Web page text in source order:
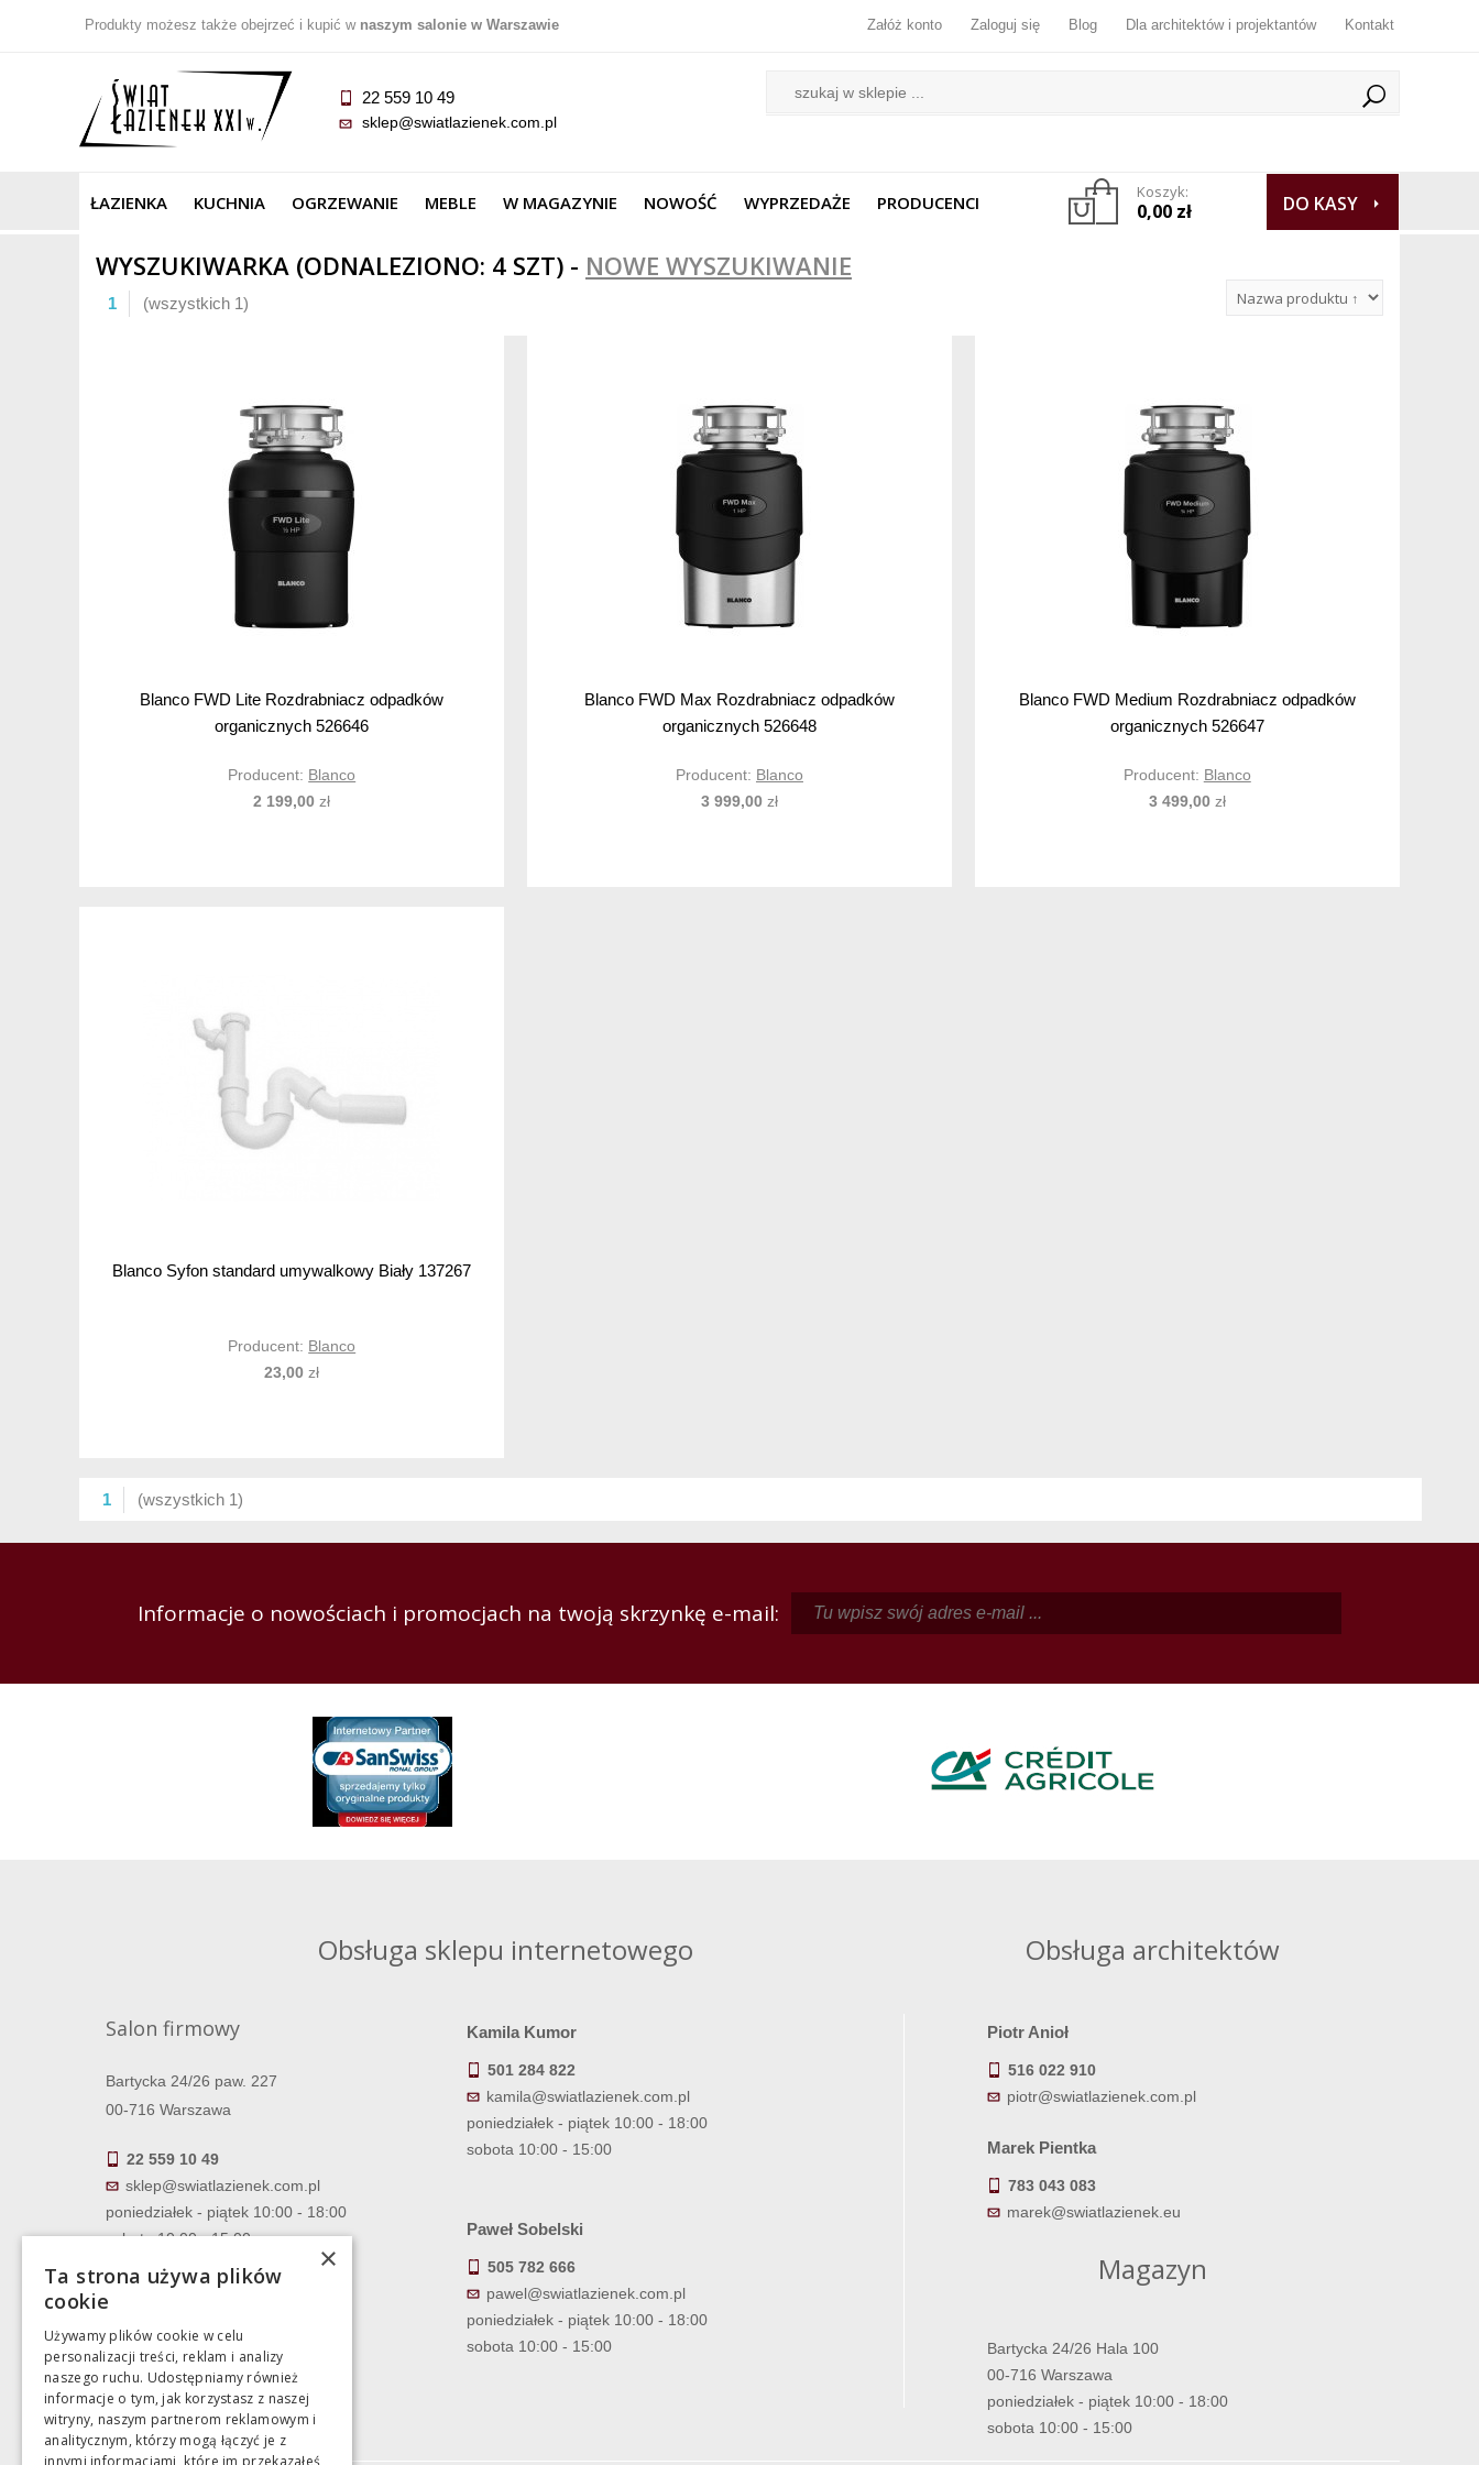
Produkty możesz także obejrzeć i kupić w naszym salonie w Warszawie Załóż konto Zaloguj się Blog Dla architektów i projektantów Kontakt
22 559 10 49
sklep@swiatlazienek.com.pl
ŁAZIENKA KUCHNIA OGRZEWANIE MEBLE W MAGAZYNIE NOWOŚĆ WYPRZEDAŻE PRODUCENCI Koszyk:
0,00 zł DO KASY
WYSZUKIWARKA (ODNALEZIONO: 4 SZT) - NOWE WYSZUKIWANIE
1 (wszystkich 1)
Blanco FWD Lite Rozdrabniacz odpadków
organicznych 526646
Producent: Blanco
2 199,00 zł
Blanco FWD Max Rozdrabniacz odpadków
organicznych 526648
Producent: Blanco
3 999,00zł
Blanco FWD Medium Rozdrabniacz odpadków
organicznych 526647
Producent: Blanco
3 499,00zł
Blanco Syfon standard umywalkowy Biały 137267
Producent: Blanco
23,00 zł
1 (wszystkich 1)
Informacje o nowościach i promocjach na twoją skrzynkę e-mail:
Obsługa sklepu internetowego
Salon firmowy
Bartycka 24/26 paw. 227
00-716 Warszawa
22 559 10 49
sklep@swiatlazienek.com.pl
poniedziałek - piątek 10:00 - 18:00
sobota 10:00 - 15:00
Kamila Kumor
501 284 822
kamila@swiatlazienek.com.pl
poniedziałek - piątek 10:00 - 18:00
sobota 10:00 - 15:00
Paweł Sobelski
505 782 666
pawel@swiatlazienek.com.pl
poniedziałek - piątek 10:00 - 18:00
sobota 10:00 - 15:00
Obsługa architektów
Piotr Anioł
516 022 910
piotr@swiatlazienek.com.pl
Marek Pientka
783 043 083
marek@swiatlazienek.eu
Magazyn
Bartycka 24/26 Hala 100
00-716 Warszawa
poniedziałek - piątek 10:00 - 18:00
sobota 10:00 - 15:00
×
Ta strona używa plików
cookie
Używamy plików cookie w celu
personalizacji treści, reklam i analizy
naszego ruchu. Udostępniamy również
informacje o tym, jak korzystasz z naszej
witryny, naszym partnerom reklamowym i
analitycznym, którzy mogą łączyć je z
innymi informacjami, które im przekazałeś